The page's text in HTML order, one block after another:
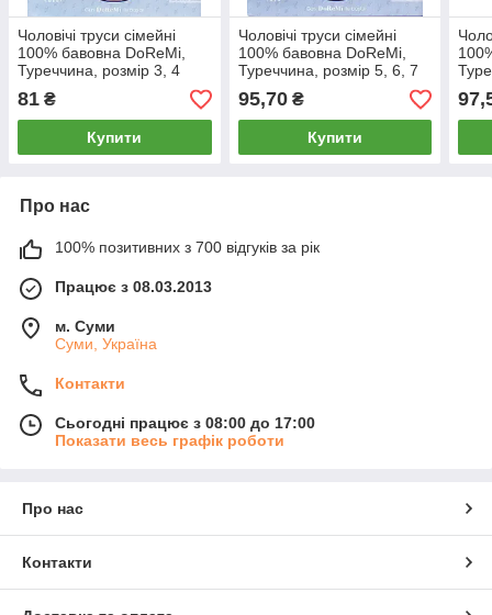
Чоловічі труси сімейні
100% бавовна DoReMi,
Туреччина, розмір 3, 4
(48-50), асорті, 34
81 ₴
Купити
Чоловічі труси сімейні
100% бавовна DoReMi,
Туреччина, розмір 5, 6, 7
(52-54-56), асорті, 567
95,70₴
Купити
Про нас
100% позитивних з 700 відгуків за рік
Працює з 08.03.2013
м. Суми
Суми, Україна
Контакти
Сьогодні працює з 08:00 до 17:00
Показати весь графік роботи
Про нас
Контакти